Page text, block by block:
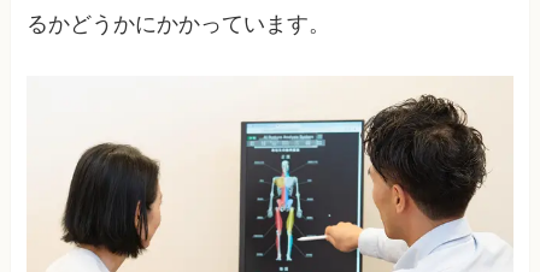
るかどうかにかかっています。